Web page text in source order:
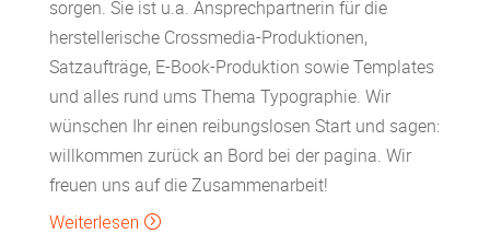
sorgen. Sie ist u.a. Ansprechpartnerin für die
herstellerische Crossmedia-Produktionen,
Satzaufträge, E-Book-Produktion sowie Templates
und alles rund ums Thema Typographie. Wir
wünschen Ihr einen reibungslosen Start und sagen:
willkommen zurück an Bord bei der pagina. Wir
freuen uns auf die Zusammenarbeit!
Weiterlesen =